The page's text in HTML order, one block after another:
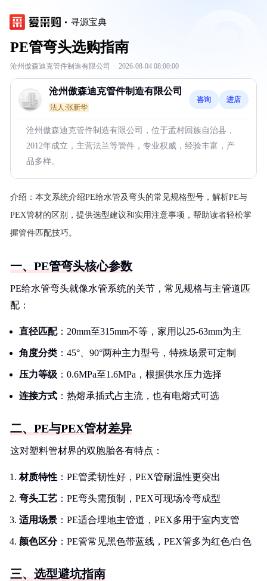
寻源宝典
PE管弯头选购指南
沧州傲森迪克管件制造有限公司 · 2026-08-04 08:00:00
沧州傲森迪克管件制造有限公司
法人:张新华
咨询 进店
沧州傲森迪克管件制造有限公司，位于孟村回族自治县，
2012年成立，主营法兰等管件，专业权威，经验丰富，产
品多样。
介绍： 本文系统介绍PE给水管及弯头的常见规格型号，解析PE与
PEX管材的区别，提供选型建议和实用注意事项，帮助读者轻松掌
握管件匹配技巧。
一、PE管弯头核心参数
PE给水管弯头就像水管系统的关节，常见规格与主管道匹
配：
直径匹配：20mm至315mm不等，家用以25-63mm为主
角度分类 ：45°、90°两种主力型号，特殊场景可定制
压力等级 ：0.6MPa至1.6MPa，根据供水压力选择
连接方式 ：热熔承插式占主流，也有电熔式可选
二、PE与PEX管材差异
这对塑料管材界的双胞胎各有特点：
材质特性 ：PE管柔韧性好，PEX管耐温性更突出
弯头工艺 ：PE弯头需预制，PEX可现场冷弯成型
适用场景 ：PE适合埋地主管道，PEX多用于室内支管
颜色区分：PE管常见黑色带蓝线，PEX管多为红色/白色
三、选型避坑指南